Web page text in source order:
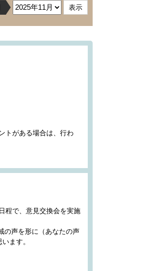
トがある場合は、行わ
程で、意見交換会を実施
声を形に（あなたの声
ます。